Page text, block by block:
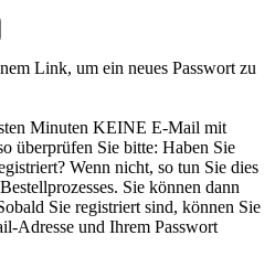
Link, um ein neues Passwort zu
Minuten KEINE E-Mail mit
überprüfen Sie bitte: Haben Sie
Wenn nicht, so tun Sie dies
Sie können dann
Sie registriert sind, können Sie
Adresse und Ihrem Passwort